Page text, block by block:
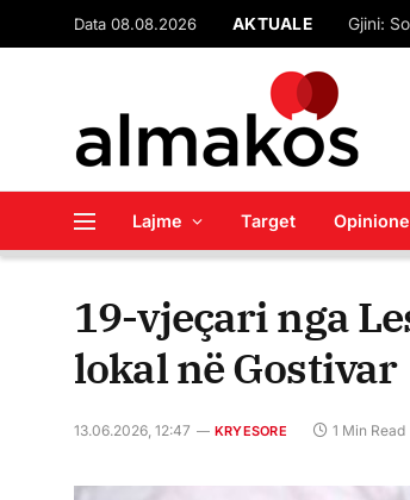
Data 08.08.2026 AKTUALE “Çfarë
Lajme Target Opinione
19-vjeçari nga
lokal në Gostivar
13.06.2026, 12:47 KRYESORE 1 Min Read